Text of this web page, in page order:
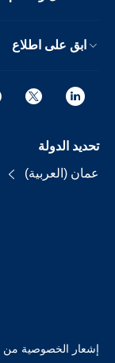
ابق على اطلاع
تحديد الدولة
عمان (العربية)
إشعار الخصوصية من